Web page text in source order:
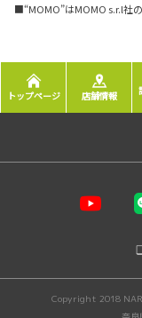
■“MOMO”はMOMO s.r.l社の
トップページ 店舗情報
モビリティガーデンＲＴ押熊
Copyright 2018